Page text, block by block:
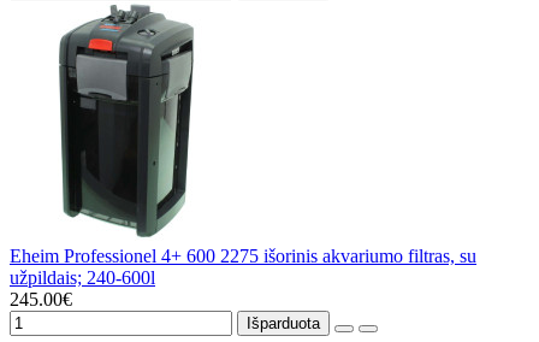
Eheim Professionel 4+ 600 2275 išorinis akvariumo filtras, su
užpildais; 240-600l
245.00€
Išparduota